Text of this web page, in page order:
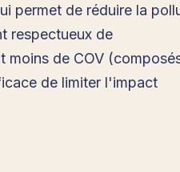
permet de réduire la
respectueux de
moins de COV
de limiter l'impact